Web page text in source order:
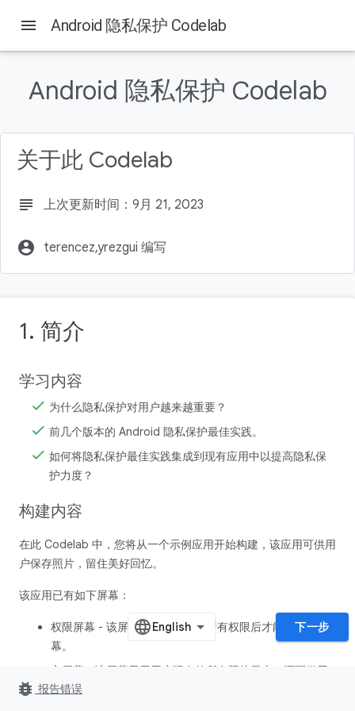
本页内容
学习内容
构建内容
所需条件
menu Android 隐私保护 Codelab
Android 隐私保护 Codelab
关于此 Codelab
subject 上次更新时间：9月 21, 2023
account_circle terencez,yrezgui 编写
1. 简介
学习内容
为什么隐私保护对用户越来越重要？
前几个版本的 Android 隐私保护最佳实践。
如何将隐私保护最佳实践集成到现有应用中以提高隐私保
护力度？
构建内容
在此 Codelab 中，您将从一个示例应用开始构建，该应用可供用
户保存照片，留住美好回忆。
该应用已有如下屏幕：
权限屏幕 - 该屏幕要求用户授予所有权限后才能转到主屏
幕。
主屏幕 - 该屏幕显示用户现有的所有照片日志，还可供用
户添加新的照片日志。
下一步
bug_report 报告错误